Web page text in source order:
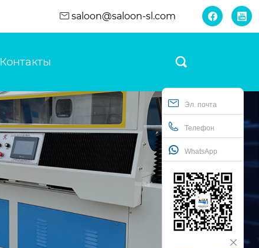
saloon@saloon-sl.com  
Контакты 
Эл. почта
Телефон
WhatsApp